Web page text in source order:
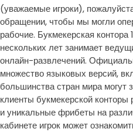
(уважаемые игроки),
обращении, чтобы мы могли
рабочие. Букмекерская
нескольких лет занимает
онлайн-развлечений.
множество языковых версий,
большинства стран мира могут
клиенты букмекерской
и уникальные фрибеты на
кабинете игрок может